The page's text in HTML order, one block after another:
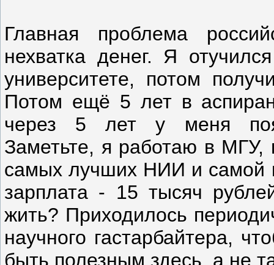
Главная проблема
нехватка денег. Я
университете, потом
Потом ещё 5 лет в
через 5 лет у меня
Заметьте, я работаю в
самых лучших НИИ и самой
зарплата - 15 тысяч
жить? Приходилось
научного гастарбайтера,
быть полезным здесь, а не